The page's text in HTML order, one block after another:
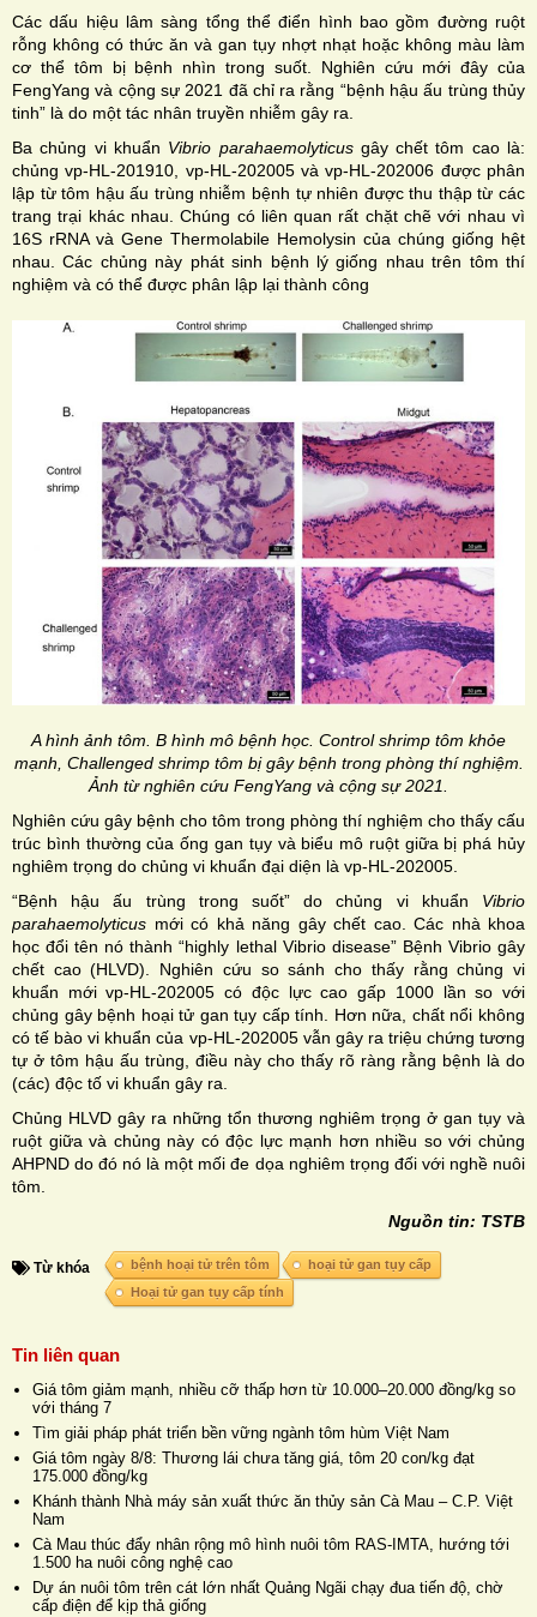
Các dấu hiệu lâm sàng tổng thể điển hình bao gồm đường ruột
rỗng không có thức ăn và gan tụy nhợt nhạt hoặc không màu làm
cơ thể tôm bị bệnh nhìn trong suốt. Nghiên cứu mới đây của
FengYang và cộng sự 2021 đã chỉ ra rằng “bệnh hậu ấu trùng thủy
tinh” là do một tác nhân truyền nhiễm gây ra.
Ba chủng vi khuẩn Vibrio parahaemolyticusgây chết tôm cao là:
chủng vp-HL-201910, vp-HL-202005 và vp-HL-202006 được phân
lập từ tôm hậu ấu trùng nhiễm bệnh tự nhiên được thu thập từ các
trang trại khác nhau. Chúng có liên quan rất chặt chẽ với nhau vì
16S rRNA và Gene Thermolabile Hemolysin của chúng giống hệt
nhau. Các chủng này phát sinh bệnh lý giống nhau trên tôm thí
nghiệm và có thể được phân lập lại thành công
A hình ảnh tôm. B hình mô bệnh học. Control shrimp tôm khỏe
mạnh, Challenged shrimp tôm bị gây bệnh trong phòng thí nghiệm.
Ảnh từ nghiên cứu FengYang và cộng sự 2021.
Nghiên cứu gây bệnh cho tôm trong phòng thí nghiệm cho thấy cấu
trúc bình thường của ống gan tụy và biểu mô ruột giữa bị phá hủy
nghiêm trọng do chủng vi khuẩn đại diện là vp-HL-202005.
“Bệnh hậu ấu trùng trong suốt” do chủng vi khuẩn Vibrio
parahaemolyticus mới có khả năng gây chết cao. Các nhà khoa
học đổi tên nó thành “highly lethal Vibrio disease” Bệnh Vibrio gây
chết cao (HLVD). Nghiên cứu so sánh cho thấy rằng chủng vi
khuẩn mới vp-HL-202005 có độc lực cao gấp 1000 lần so với
chủng gây bệnh hoại tử gan tụy cấp tính. Hơn nữa, chất nổi không
có tế bào vi khuẩn của vp-HL-202005 vẫn gây ra triệu chứng tương
tự ở tôm hậu ấu trùng, điều này cho thấy rõ ràng rằng bệnh là do
(các) độc tố vi khuẩn gây ra.
Chủng HLVD gây ra những tổn thương nghiêm trọng ở gan tụy và
ruột giữa và chủng này có độc lực mạnh hơn nhiều so với chủng
AHPND do đó nó là một mối đe dọa nghiêm trọng đối với nghề nuôi
tôm.
Nguồn tin: TSTB
Từ khóa bệnh hoại tử trên tôm
hoại tử gan tụy cấp
Hoại tử gan tụy cấp tính
Tin liên quan
Giá tôm giảm mạnh, nhiều cỡ thấp hơn từ 10.000–20.000 đồng/kg so
với tháng 7
Tìm giải pháp phát triển bền vững ngành tôm hùm Việt Nam
Giá tôm ngày 8/8: Thương lái chưa tăng giá, tôm 20 con/kg đạt
175.000 đồng/kg
Khánh thành Nhà máy sản xuất thức ăn thủy sản Cà Mau – C.P. Việt
Nam
Cà Mau thúc đẩy nhân rộng mô hình nuôi tôm RAS-IMTA, hướng tới
1.500 ha nuôi công nghệ cao
Dự án nuôi tôm trên cát lớn nhất Quảng Ngãi chạy đua tiến độ, chờ
cấp điện để kịp thả giống